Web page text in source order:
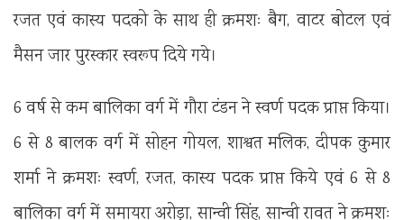
रजत एवं कास्य पदको के साथ ही क्रमशः बैग, वाटर बोटल एवं
मैसन जार पुरस्कार स्वरूप दिये गये।
6 वर्ष से कम बालिका वर्ग में गौरा टंडन ने स्वर्ण पदक प्राप्त किया।
6 से 8 बालक वर्ग में सोहन गोयल, शाश्वत मलिक, दीपक कुमार
शर्मा ने क्रमशः स्वर्ण, रजत, कास्य पदक प्राप्त किये एवं 6 से 8
बालिका वर्ग में समायरा अरोड़ा, सान्वी सिंह, सान्वी रावत ने क्रमशः